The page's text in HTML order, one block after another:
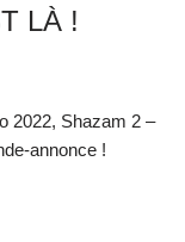
LÀ !
2022, Shazam 2 –
annonce !